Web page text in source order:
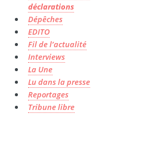
déclarations
Dépêches
EDITO
Fil de l’actualité
Interviews
La Une
Lu dans la presse
Reportages
Tribune libre